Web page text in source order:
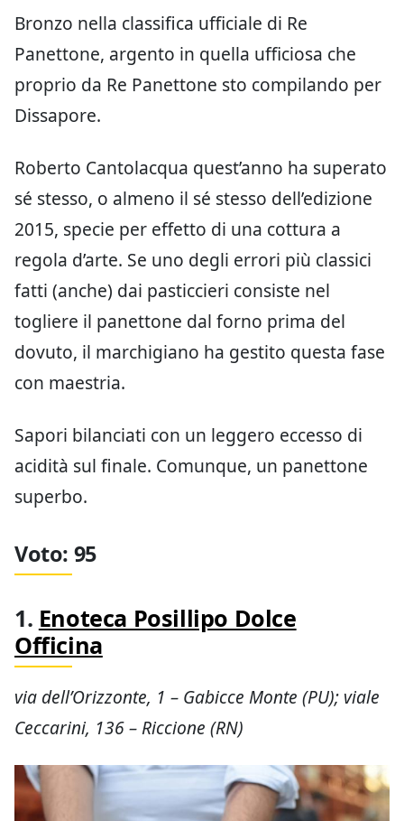
Bronzo nella classifica ufficiale di Re
Panettone, argento in quella ufficiosa che
proprio da Re Panettone sto compilando per
Dissapore.
Roberto Cantolacqua quest’anno ha superato
2015, specie per effetto di una cottura a
regola d’arte. Se uno degli errori più classici
fatti (anche) dai pasticcieri consiste nel
togliere il panettone dal forno prima del
dovuto, il marchigiano ha gestito questa fase
Sapori bilanciati con un leggero eccesso di
acidità sul finale. Comunque, un panettone
superbo.
Voto: 95